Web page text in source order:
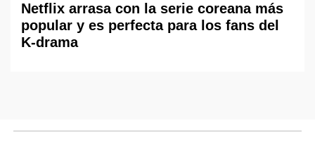
Netflix arrasa con la serie coreana más
popular y es perfecta para los fans del
K-drama